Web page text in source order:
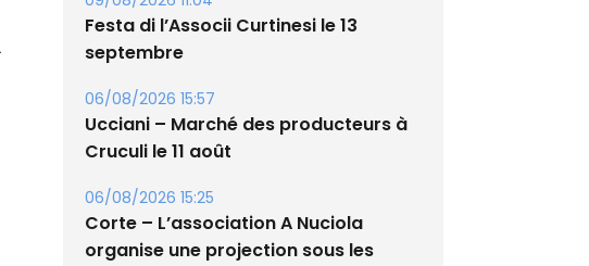
09/08/2026 11:04
septembre
06/08/2026 15:57
Cruculi le 11 août
06/08/2026 15:25